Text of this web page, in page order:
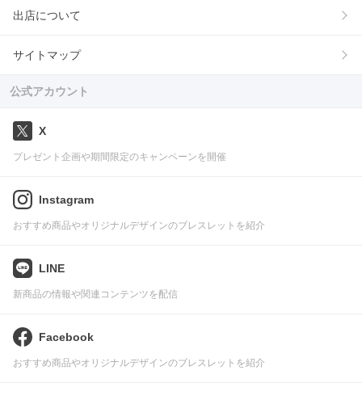
出店について
サイトマップ
公式アカウント
X
プレゼント企画や期間限定のキャンペーンを開催
Instagram
おすすめ商品やオリジナルデザインのブレスレットを紹介
LINE
新商品の情報や関連コンテンツを配信
Facebook
おすすめ商品やオリジナルデザインのブレスレットを紹介